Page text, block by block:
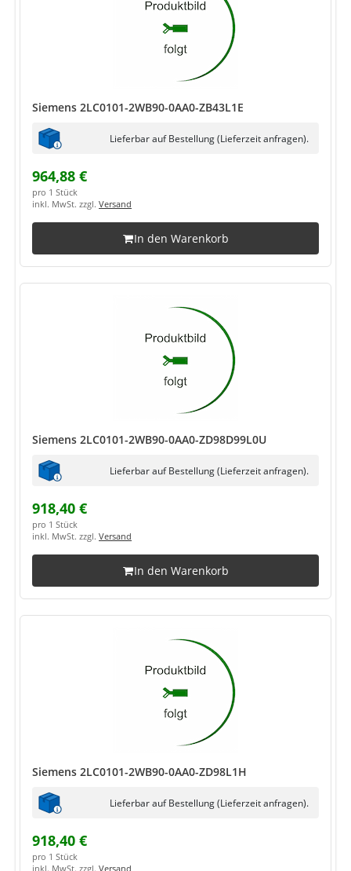
Siemens 2LC0101-2WB90-0AA0-ZB43L1E
Lieferbar auf Bestellung (Lieferzeit anfragen).
964,88 €
pro 1 Stück
inkl. MwSt. zzgl. Versand
In den Warenkorb
Siemens 2LC0101-2WB90-0AA0-ZD98D99L0U
Lieferbar auf Bestellung (Lieferzeit anfragen).
918,40 €
pro 1 Stück
inkl. MwSt. zzgl. Versand
In den Warenkorb
Siemens 2LC0101-2WB90-0AA0-ZD98L1H
Lieferbar auf Bestellung (Lieferzeit anfragen).
918,40 €
pro 1 Stück
inkl. MwSt. zzgl. Versand